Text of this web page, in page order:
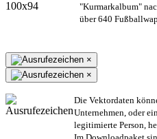
"Kurmarkalbum"
über 640
×
×
Die Vektordaten
Unternehmen, oder
legitimierte Person,